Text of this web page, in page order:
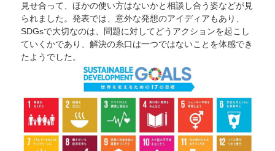
見せ合って、ほかの使い方はないかと相談し合う姿などが見
られました。発表では、意外な発想のアイディアもあり、
SDGsで大切なのは、問題に対してどうアクションを起こし
ていくかであり、解決の糸口は一つではないことを体感でき
たようでした。